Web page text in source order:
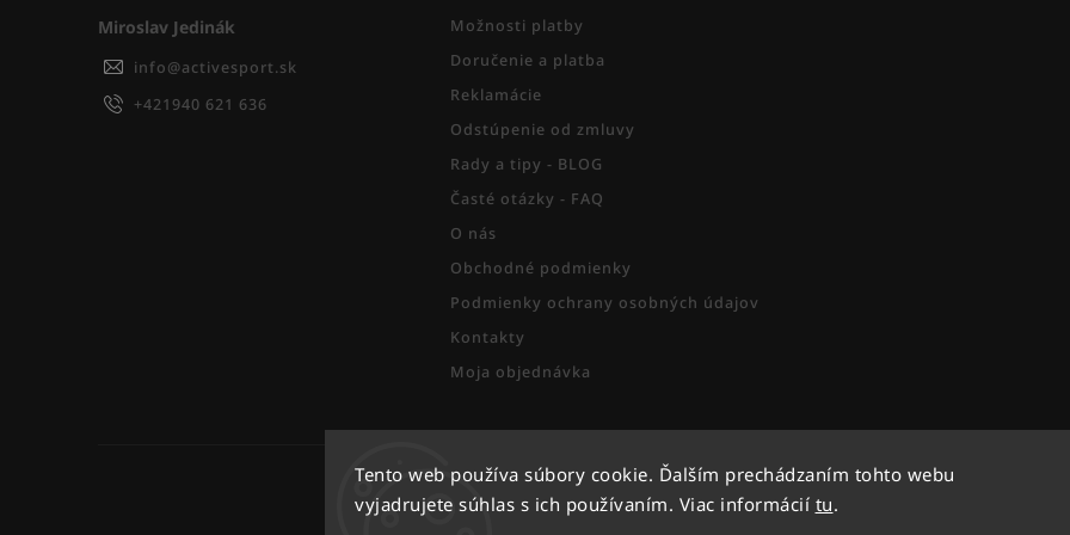
Tento web používa súbory cookie. Ďalším prechádzaním tohto webu
vyjadrujete súhlas s ich používaním. Viac informácií tu.
Miroslav Jedinák
info@activesport.sk
+421940 621 636
Možnosti platby
Doručenie a platba
Reklamácie
Odstúpenie od zmluvy
Rady a tipy - BLOG
Časté otázky - FAQ
O nás
Obchodné podmienky
Podmienky ochrany osobných údajov
Kontakty
Moja objednávka
Copyright 2026 Activesport . Všetky práva vyhradené.